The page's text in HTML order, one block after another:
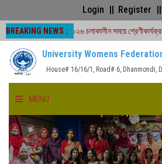
Login Register
BREAKING NEWS :
-২০২৬ চলাকালীন সময়ে শ্রেণীকার্যক্রম বন্ধ
University Womens
House# 16/16/1, Road# 6, Dhanmondi,
MENU
HOME